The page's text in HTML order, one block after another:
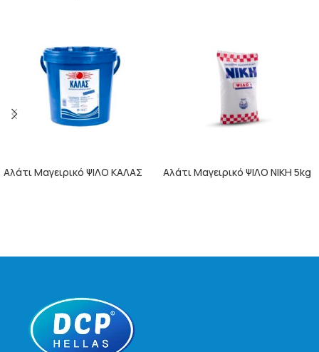
Αλάτι Μαγειρικό ΨΙΛΟ ΚΑΛΑΣ
Αλάτι Μαγειρικό ΨΙΛΟ ΝΙΚΗ 5kg